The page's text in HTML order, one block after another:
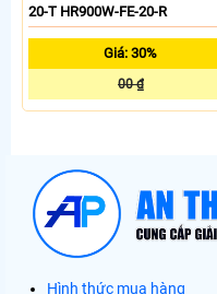
20-T HR900W-FE-20-R
Giá: 30%
00 ₫
Hình thức mua hàng